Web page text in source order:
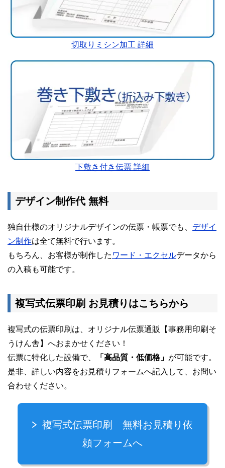
切取りミシン加工 詳細
下敷き付き伝票 詳細
デザイン制作代 無料
独自仕様のオリジナルデザインの伝票・帳票でも、 デザイ
ン制作は全て無料で行います。
もちろん、お客様が制作した ワード・エクセルデータから
の入稿も可能です。
複写式伝票印刷 お見積りはこちらから
複写式の伝票印刷は、オリジナル伝票通販【事務用印刷そ
うけん舎】へおまかせください！
伝票に特化した設備で、
「高品質・低価格」 が可能です。
是非、詳しい内容をお見積りフォームへ記入して、お問い
合わせください。
複写式伝票印刷 無料お見積り依
頼フォームへ